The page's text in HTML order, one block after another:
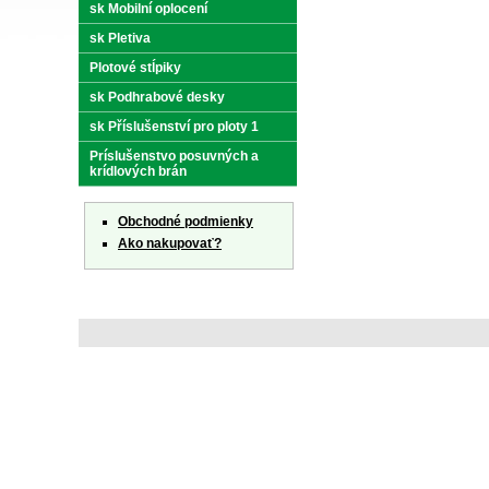
sk Mobilní oplocení
sk Pletiva
Plotové stĺpiky
sk Podhrabové desky
sk Příslušenství pro ploty 1
Príslušenstvo posuvných a
krídlových brán
Obchodné podmienky
Ako nakupovať?